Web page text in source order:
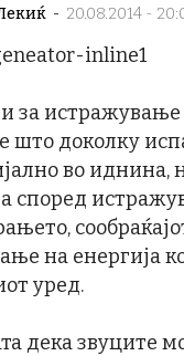
- 20.08.2014 -
за
што доколку
во иднина,
според
на енергија
уред.
дека звуците